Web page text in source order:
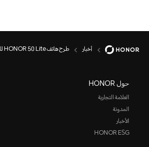
أخبار طرح هاتف HONOR 50 Lite للبيع في العراق اعتباراً من 4 ديسمبر 2021
حول HONOR
العلامة التجارية
المدونة
الأخبار
HONOR ESG